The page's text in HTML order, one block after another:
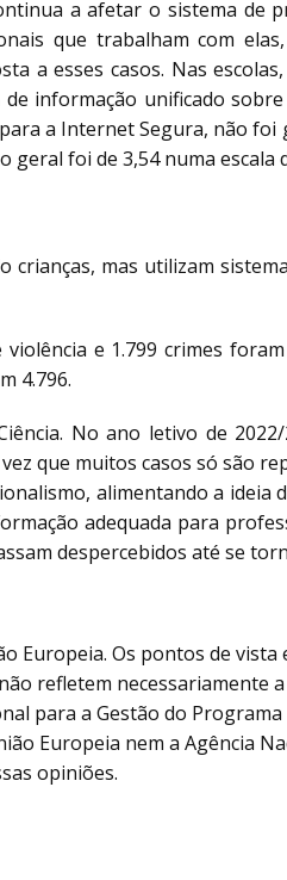
a afetar o sistema de
que trabalham com
a esses casos. Nas
informação unificado
a Internet Segura, não
foi de 3,54 numa escala
mas utilizam
e 1.799 crimes
4.796.
No ano letivo de
que muitos casos só são
alimentando a ideia
adequada para
despercebidos até se
Europeia. Os pontos de
refletem necessariamente
para a Gestão do Programa
Europeia nem a Agência
opiniões.